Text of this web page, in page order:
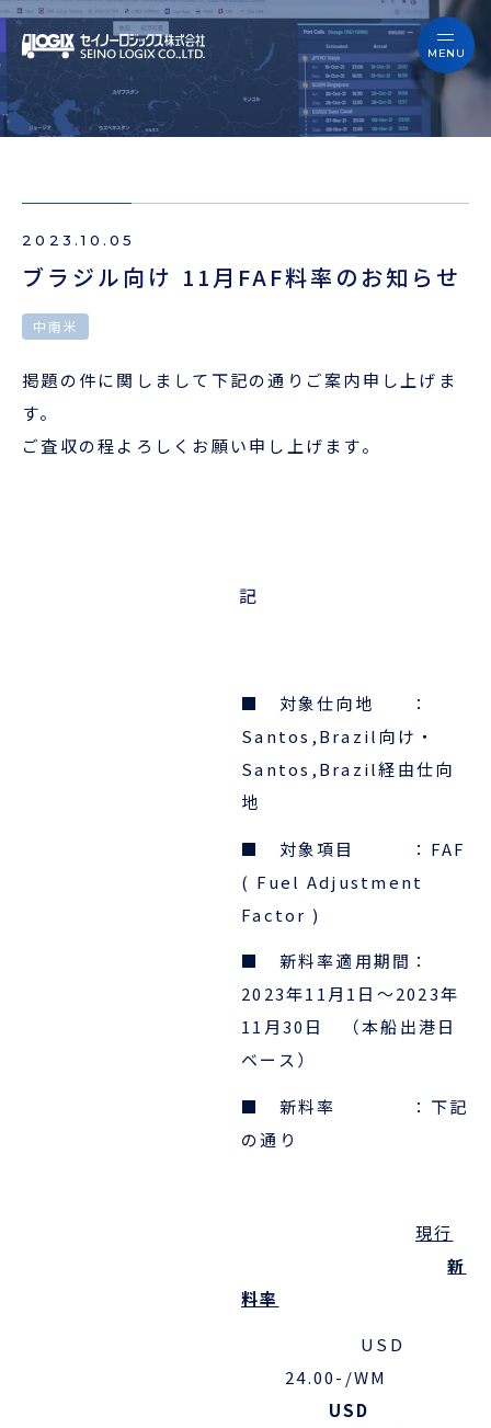
会員ログイン
ENGLISH
セイノーロジックスを知る
サービス
お役立ちブログ
よくあるご質問
ニュース
企業情報
セイノーロジックスを知る
事例
お役立ちブログ
よくあるご質問
ニュース
（輸出）
お問い合わせ
2023.10.05
ブラジル向け 11月FAF料率のお知らせ
中南米
掲題の件に関しまして下記の通りご案内申し上げま
す。
ご査収の程よろしくお願い申し上げます。
記
■ 対象仕向地 ：
Santos,Brazil向け・
Santos,Brazil経由仕向
地
■ 対象項目 ：FAF
( Fuel Adjustment
Factor )
■ 新料率適用期間：
2023年11月1日～2023年
11月30日
（本船出港日
ベース）
■ 新料率 ：下記
の通り
現行
新
料率
USD
24.00-/WM
USD